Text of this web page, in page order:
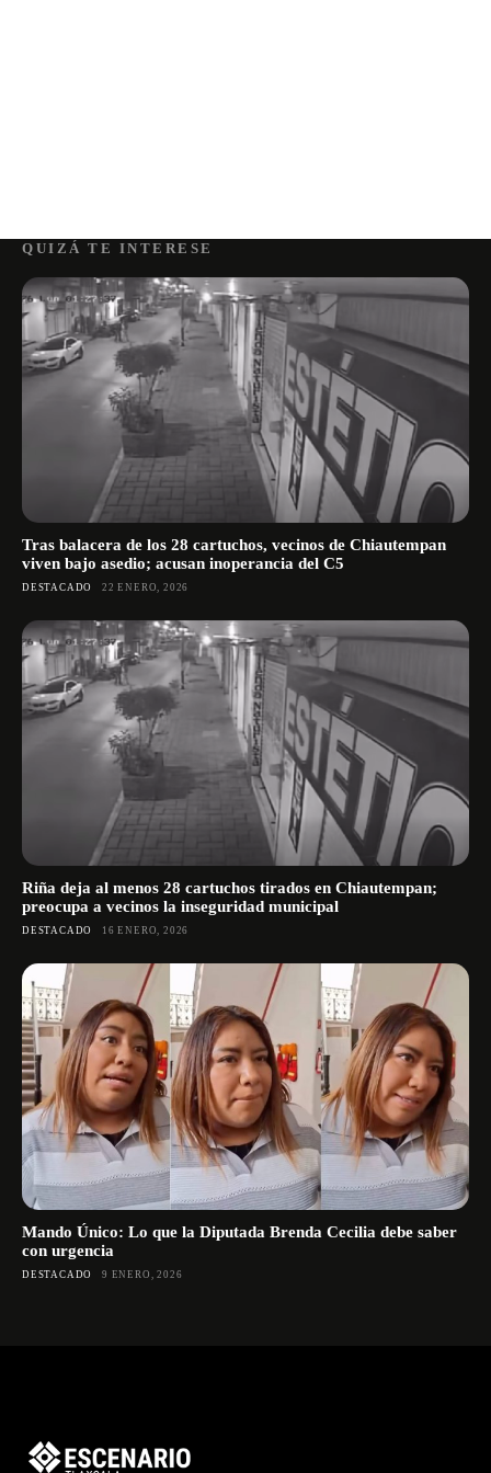
QUIZÁ TE INTERESE
Tras balacera de los 28 cartuchos, vecinos de Chiautempan
viven bajo asedio; acusan inoperancia del C5
DESTACADO 22 ENERO, 2026
Riña deja al menos 28 cartuchos tirados en Chiautempan;
preocupa a vecinos la inseguridad municipal
DESTACADO 16 ENERO, 2026
Mando Único: Lo que la Diputada Brenda Cecilia debe saber
con urgencia
DESTACADO 9 ENERO, 2026